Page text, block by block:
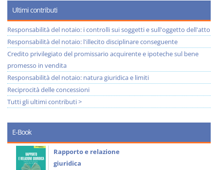
Ultimi contributi
Responsabilità del notaio: i controlli sui soggetti e sull'oggetto dell'atto
Responsabilità del notaio: l'illecito disciplinare conseguente
Credito privilegiato del promissario acquirente e ipoteche sul bene
promesso in vendita
Responsabilità del notaio: natura giuridica e limiti
Reciprocità delle concessioni
Tutti gli ultimi contributi >
E-Book
Rapporto e relazione
giuridica